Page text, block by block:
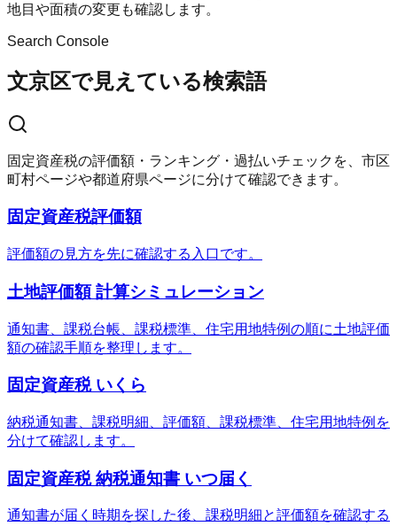
地目や面積の変更も確認します。
Search Console
文京区で見えている検索語
固定資産税の評価額・ランキング・過払いチェックを、市区
町村ページや都道府県ページに分けて確認できます。
固定資産税評価額
評価額の見方を先に確認する入口です。
土地評価額 計算シミュレーション
通知書、課税台帳、課税標準、住宅用地特例の順に土地評価
額の確認手順を整理します。
固定資産税 いくら
納税通知書、課税明細、評価額、課税標準、住宅用地特例を
分けて確認します。
固定資産税 納税通知書 いつ届く
通知書が届く時期を探した後、課税明細と評価額を確認する